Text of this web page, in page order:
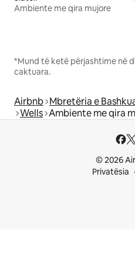
Ambiente me qira mujore
*Mund të ketë përjashtime në
caktuara.
Airbnb Mbretëria e
Wells Ambiente me qira
© 2026
Privatësia